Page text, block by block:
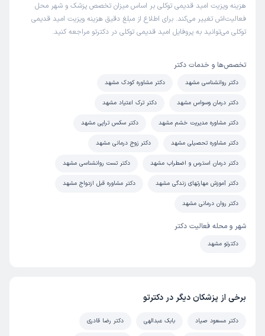
هزینه ویزیت امید قدیمی توکلی بر اساس میزان تخصص پزشک و شهر محل
فعالیت‌اش تغییر می‌کند. برای اطلاع از مبلغ دقیق هزینه ویزیت امید قدیمی
توکلی می‌توانید به پروفایل امید قدیمی توکلی در دکترتو مراجعه کنید.
تخصص‌ها و خدمات دکتر
دکتر روانشناسی مشهد دکتر مشاوره کودک مشهد
دکتر درمان وسواس مشهد دکتر ترک اعتیاد مشهد
دکتر مشاوره مدیریت خشم مشهد دکتر سکس تراپی مشهد
دکتر مشاوره تحصیلی مشهد دکتر زوج درمانی مشهد
دکتر درمان استرس و اضطراب مشهد دکتر تست روانشناسی مشهد
دکتر آموزش مهارتهای زندگی مشهد دکتر مشاوره قبل ازدواج مشهد
دکتر روان درمانی مشهد
شهر و محله فعالیت دکتر
دکترتو مشهد
برخی از پزشکان دیگر در دکترتو
دکتر مسعود صیاد بابک عبدالهی دکتر رضا قادری